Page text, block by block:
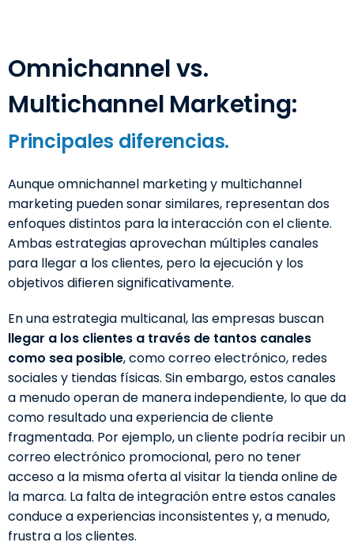
Omnichannel vs.
Multichannel Marketing:
Principales diferencias.
Aunque omnichannel marketing y multichannel
marketing pueden sonar similares, representan dos
enfoques distintos para la interacción con el cliente.
Ambas estrategias aprovechan múltiples canales
para llegar a los clientes, pero la ejecución y los
objetivos difieren significativamente.
En una estrategia multicanal, las empresas buscan
llegar a los clientes a través de tantos canales
como sea posible, como correo electrónico, redes
sociales y tiendas físicas. Sin embargo, estos canales
a menudo operan de manera independiente, lo que da
como resultado una experiencia de cliente
fragmentada. Por ejemplo, un cliente podría recibir un
correo electrónico promocional, pero no tener
acceso a la misma oferta al visitar la tienda online de
la marca. La falta de integración entre estos canales
conduce a experiencias inconsistentes y, a menudo,
frustra a los clientes.